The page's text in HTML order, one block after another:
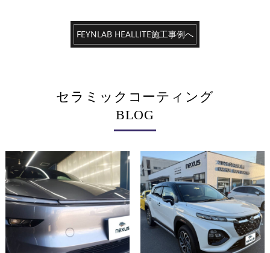
FEYNLAB HEALLITE施工事例へ
セラミックコーティング
BLOG